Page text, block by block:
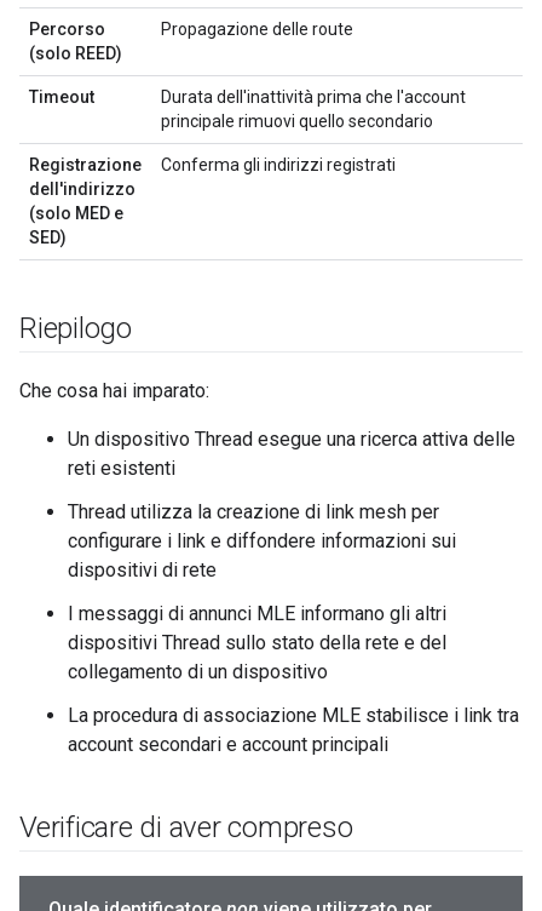
Percorso
(solo REED)
Propagazione delle route
Timeout
Durata dell'inattività prima che l'account
principale rimuovi quello secondario
Registrazione
dell'indirizzo
(solo MED e
SED)
Conferma gli indirizzi registrati
Riepilogo
Che cosa hai imparato:
Un dispositivo Thread esegue una ricerca attiva delle
reti esistenti
Thread utilizza la creazione di link mesh per
configurare i link e diffondere informazioni sui
dispositivi di rete
I messaggi di annunci MLE informano gli altri
dispositivi Thread sullo stato della rete e del
collegamento di un dispositivo
La procedura di associazione MLE stabilisce i link tra
account secondari e account principali
Verificare di aver compreso